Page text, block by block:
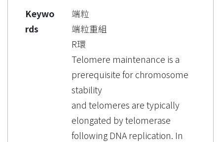
Keywo
rds
端粒
端粒重組
R環
Telomere maintenance is a
prerequisite for chromosome
stability
and telomeres are typically
elongated by telomerase
following DNA replication. In